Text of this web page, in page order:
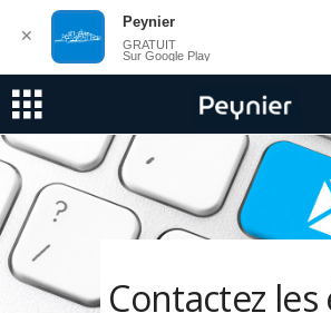
Contactez les
✕
Peynier
GRATUIT
Sur Google Play